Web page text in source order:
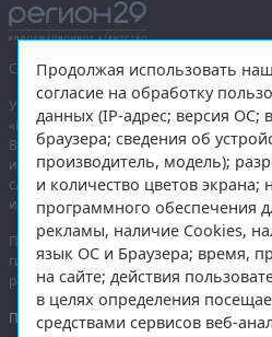
Сетевое издание «Информационное
Учредитель — общество с
«Правда Севера».
Выписка из реестра
информации:ЭЛ № ФС 77-74226от
службой по надзору в сфере связи,
и массовых коммуникаций
При полном или частичном
гиперссылка на region29.ru
разрешения администрации сайта
Правовая информация.
Продолжая использовать
согласие на обработку
данных (IP-адрес; версия ОС;
браузера; сведения об
производитель, модель);
и количество цветов экрана;
программного обеспечения
рекламы, наличие Cookies,
язык ОС и Браузера; время,
на сайте; действия
в целях определения
средствами сервисов веб-